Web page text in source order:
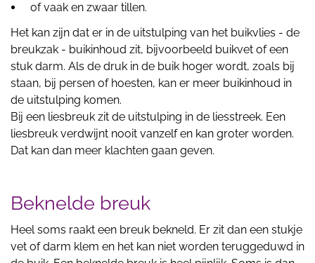
of vaak en zwaar tillen.
Het kan zijn dat er in de uitstulping van het buikvlies - de
breukzak - buikinhoud zit, bijvoorbeeld buikvet of een
stuk darm. Als de druk in de buik hoger wordt, zoals bij
staan, bij persen of hoesten, kan er meer buikinhoud in
de uitstulping komen.
Bij een liesbreuk zit de uitstulping in de liesstreek. Een
liesbreuk verdwijnt nooit vanzelf en kan groter worden.
Dat kan dan meer klachten gaan geven.
Beknelde breuk
Heel soms raakt een breuk bekneld. Er zit dan een stukje
vet of darm klem en het kan niet worden teruggeduwd in